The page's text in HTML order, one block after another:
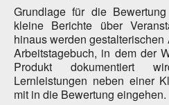
Grundlage für die
kleine Berichte über
hinaus werden
Arbeitstagebuch, in dem der
Produkt dokumentiert
Lernleistungen neben einer
mit in die Bewertung eingehen.